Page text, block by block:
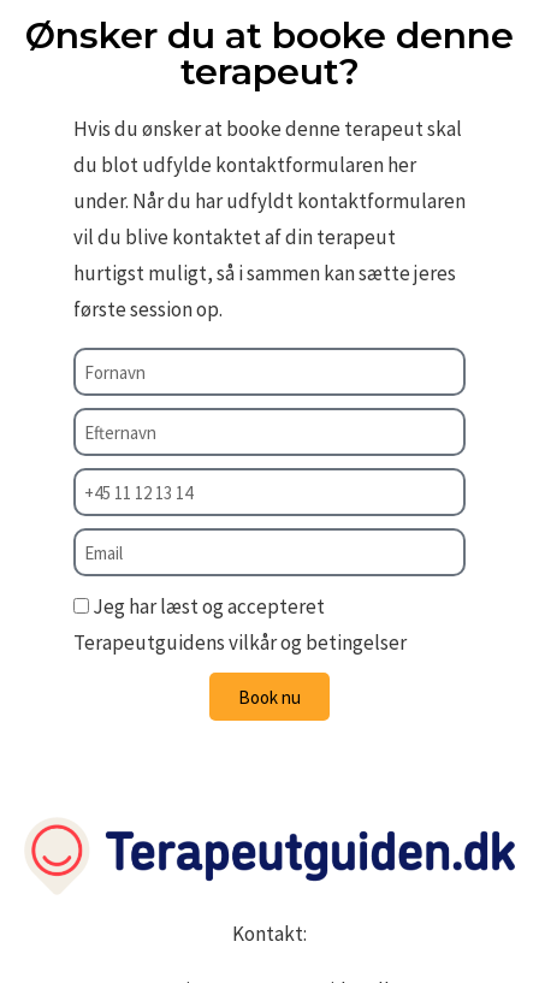
Ønsker du at booke denne
terapeut?
Hvis du ønsker at booke denne terapeut skal
du blot udfylde kontaktformularen her
under. Når du har udfyldt kontaktformularen
vil du blive kontaktet af din terapeut
hurtigst muligt, så i sammen kan sætte jeres
første session op.
Jeg har læst og accepteret
Terapeutguidens vilkår og betingelser
Book nu
Kontakt: